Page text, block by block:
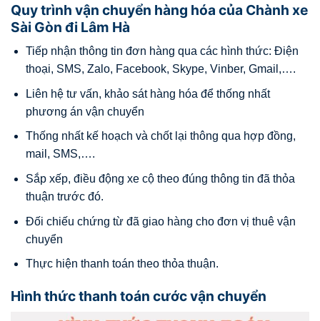
Quy trình vận chuyển hàng hóa của Chành xe
Sài Gòn đi Lâm Hà
Tiếp nhận thông tin đơn hàng qua các hình thức: Điện
thoại, SMS, Zalo, Facebook, Skype, Vinber, Gmail,….
Liên hệ tư vấn, khảo sát hàng hóa để thống nhất
phương án vận chuyển
Thống nhất kế hoạch và chốt lại thông qua hợp đồng,
mail, SMS,….
Sắp xếp, điều động xe cộ theo đúng thông tin đã thỏa
thuận trước đó.
Đối chiếu chứng từ đã giao hàng cho đơn vị thuê vận
chuyển
Thực hiện thanh toán theo thỏa thuận.
Hình thức thanh toán cước vận chuyển